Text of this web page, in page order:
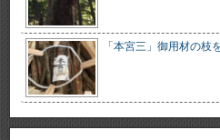
「本宮三」御用材の枝